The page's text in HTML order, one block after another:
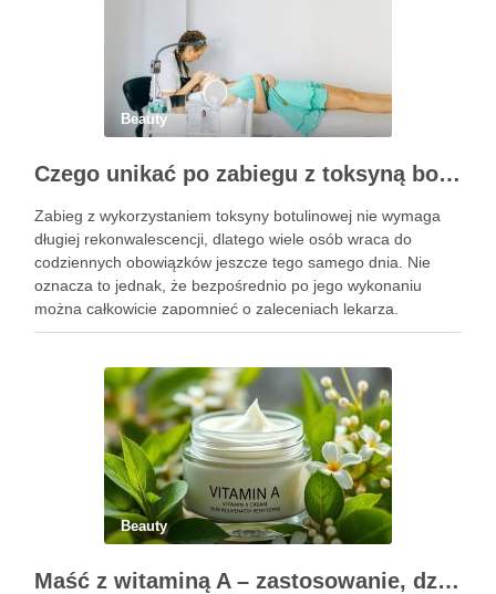
Beauty
Czego unikać po zabiegu z toksyną botulinową?
Zabieg z wykorzystaniem toksyny botulinowej nie wymaga
długiej rekonwalescencji, dlatego wiele osób wraca do
codziennych obowiązków jeszcze tego samego dnia. Nie
oznacza to jednak, że bezpośrednio po jego wykonaniu
można całkowicie zapomnieć o zaleceniach lekarza.
Pierwsze godziny i dni po zabiegu mają znaczenie dla
Beauty
Maść z witaminą A – zastosowanie, działanie i bezpieczeństwo stosowania